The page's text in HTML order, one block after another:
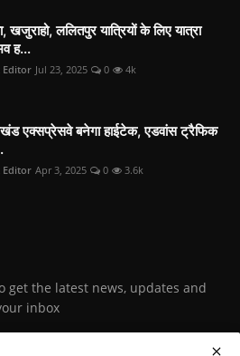
खजुराहो, ललितपुर यात्रियों के लिए यात्रा
ह...
Editor Jul 23, 2025 0 4k
एक्सप्रेसवे बनेगा हाईटेक, एडवांस ट्रैफिक
Editor Apr 3, 2025 0 3.6k
get the latest news, updates and
inbox
Subscribe